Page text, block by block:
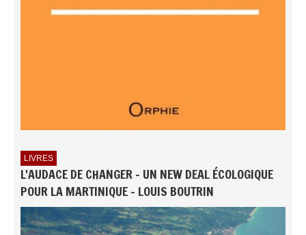
LIVRES
L'AUDACE DE CHANGER - UN NEW DEAL ÉCOLOGIQUE
POUR LA MARTINIQUE - LOUIS BOUTRIN